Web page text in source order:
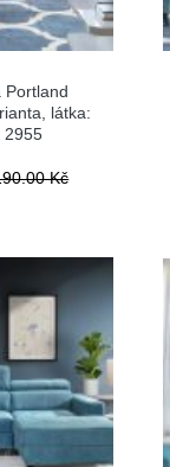
Portland
látka:
2955
Kč